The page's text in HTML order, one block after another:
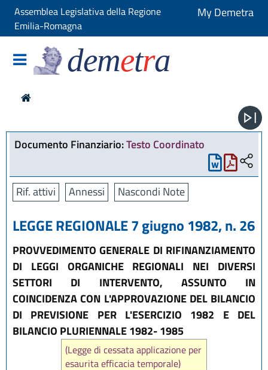
Assemblea Legislativa della Regione
Emilia-Romagna
My Demetra
demetra
Documento Finanziario:Testo Coordinato
Rif. attivi Annessi Nascondi Note
LEGGE REGIONALE 7 giugno 1982, n. 26
PROVVEDIMENTO GENERALE DI RIFINANZIAMENTO
DI LEGGI ORGANICHE REGIONALI NEI DIVERSI
SETTORI DI INTERVENTO, ASSUNTO IN
COINCIDENZA CON L'APPROVAZIONE DEL BILANCIO
DI PREVISIONE PER L'ESERCIZIO 1982 E DEL
BILANCIO PLURIENNALE 1982- 1985
(Legge di cessata applicazione per
esaurita efficacia temporale)